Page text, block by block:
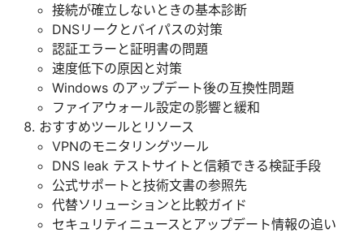
接続が確立しないときの基本診断
DNSリークとバイパスの対策
認証エラーと証明書の問題
速度低下の原因と対策
Windows のアップデート後の互換性問題
ファイアウォール設定の影響と緩和
おすすめツールとリソース
VPNのモニタリングツール
DNS leak テストサイトと信頼できる検証手段
公式サポートと技術文書の参照先
代替ソリューションと比較ガイド
セキュリティニュースとアップデート情報の追い